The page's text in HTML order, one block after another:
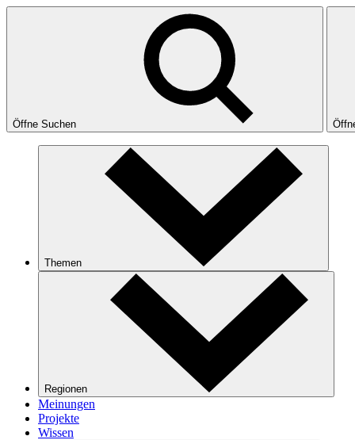
Öffne Suchen
Themen
Regionen
Meinungen
Projekte
Wissen